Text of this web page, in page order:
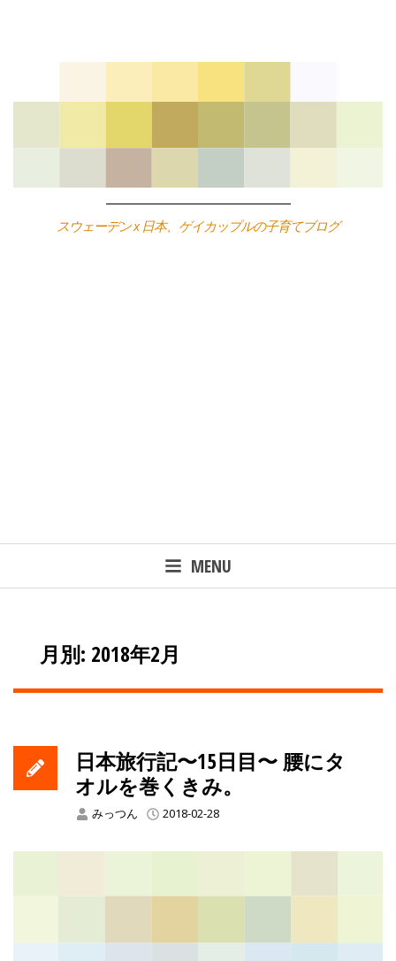
スウェーデン x 日本、ゲイカップルの子育てブログ
MENU
月別: 2018年2月
日本旅行記〜15日目〜 腰にタ
オルを巻くきみ。
みっつん 2018-02-28